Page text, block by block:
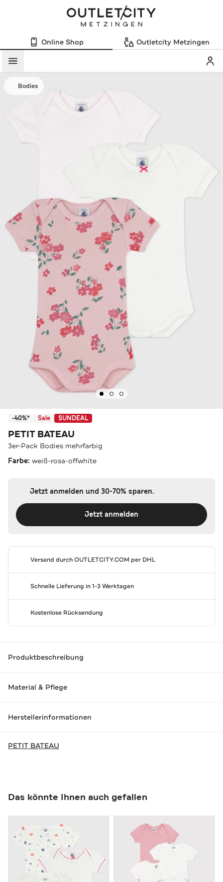
Online Shop Outletcity Metzingen
Menü
Bodies
-40%* Sale SUNDEAL
PETIT BATEAU
3er-Pack Bodies mehrfarbig
Farbe: weiß-rosa-offwhite
Jetzt anmelden und 30-70% sparen.
Jetzt anmelden
Versand durchOUTLETCITY.COM per DHL
Schnelle Lieferung in 1-3 Werktagen
Kostenlose Rücksendung
Produktbeschreibung
Material & Pflege
Herstellerinformationen
PETIT BATEAU
Das könnte Ihnen auch gefallen